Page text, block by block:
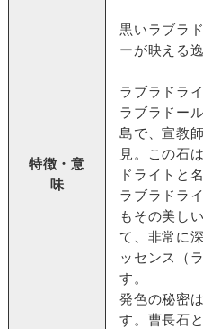
特徴・意
味
黒いラブラ
ーが映える
ラブラドラ
ラブラドー
島で、宣教
見。この石
ドライトと
ラブラドラ
もその美し
て、非常に
ッセンス（
す。
発色の秘密
す。曹長石